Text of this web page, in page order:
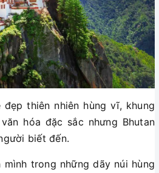
thiên nhiên hùng vĩ, khung
hóa đặc sắc nhưng Bhutan
biết đến.
mình trong những dãy núi hùng